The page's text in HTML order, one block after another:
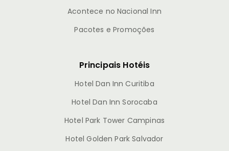
Acontece no Nacional Inn
Pacotes e Promoções
Principais Hotéis
Hotel Dan Inn Curitiba
Hotel Dan Inn Sorocaba
Hotel Park Tower Campinas
Hotel Golden Park Salvador